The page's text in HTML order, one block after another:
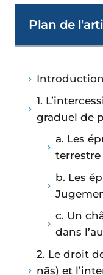
Plan de
Introduction
1.
graduel de
a. Les
terrestre
b. Les
c. Un
dans
2. Le droit
nās) et